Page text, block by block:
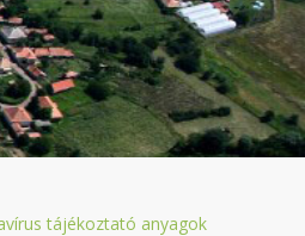
tájékoztató anyagok